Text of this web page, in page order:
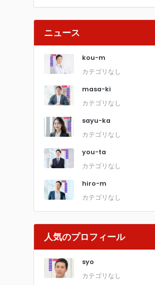
ニュース
kou-m
カテゴリなし
masa-ki
カテゴリなし
sayu-ka
カテゴリなし
you-ta
カテゴリなし
hiro-m
カテゴリなし
人気のプロフィール
syo
カテゴリなし